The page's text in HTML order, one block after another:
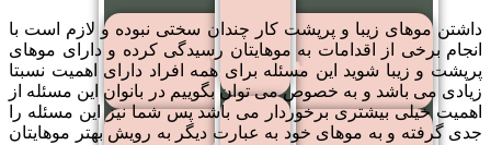
تصاویر قبل و بعد
روش
ترکیبی
داشتن موهای زیبا و پرپشت کار چندان سختی نبوده و لازم است با
انجام برخی از اقدامات به موهایتان رسیدگی کرده و دارای موهای
پرپشت و زیبا شوید این مسئله برای همه افراد دارای اهمیت نسبتا
زیادی می باشد و به خصوص می توان بگوییم در بانوان این مسئله از
اهمیت خیلی بیشتری برخوردار می باشد پس شما نیز این مسئله را
جدی گرفته و به موهای خود به عبارت دیگر به رویش بهتر موهایتان